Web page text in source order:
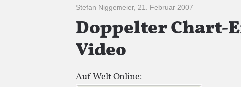
Stefan Niggemeier, 21. Februar 2007
Doppelter Chart-
Video
Auf Welt Online: